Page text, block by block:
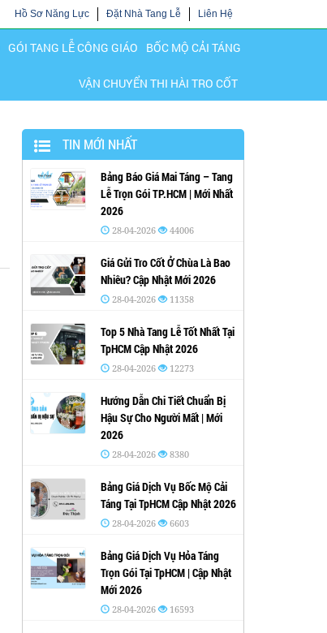
Hồ Sơ Năng Lực Đặt Nhà Tang Lễ Liên Hệ
GÓI TANG LỄ CÔNG GIÁO BỐC MỘ CẢI TÁNG
VẬN CHUYỂN THI HÀI TRO CỐT
TIN MỚI NHẤT
Bảng Báo Giá Mai Táng – Tang
Lễ Trọn Gói TP.HCM | Mới Nhất
2026
28-04-2026 44006
Giá Gửi Tro Cốt Ở Chùa Là Bao
Nhiêu? Cập Nhật Mới 2026
28-04-2026 11358
Top 5 Nhà Tang Lễ Tốt Nhất Tại
TpHCM Cập Nhật 2026
28-04-2026 12273
Hướng Dẫn Chi Tiết Chuẩn Bị
Hậu Sự Cho Người Mất | Mới
2026
28-04-2026 8380
Bảng Giá Dịch Vụ Bốc Mộ Cải
Táng Tại TpHCM Cập Nhật 2026
28-04-2026 6603
Bảng Giá Dịch Vụ Hỏa Táng
Trọn Gói Tại TpHCM | Cập Nhật
Mới 2026
28-04-2026 16593